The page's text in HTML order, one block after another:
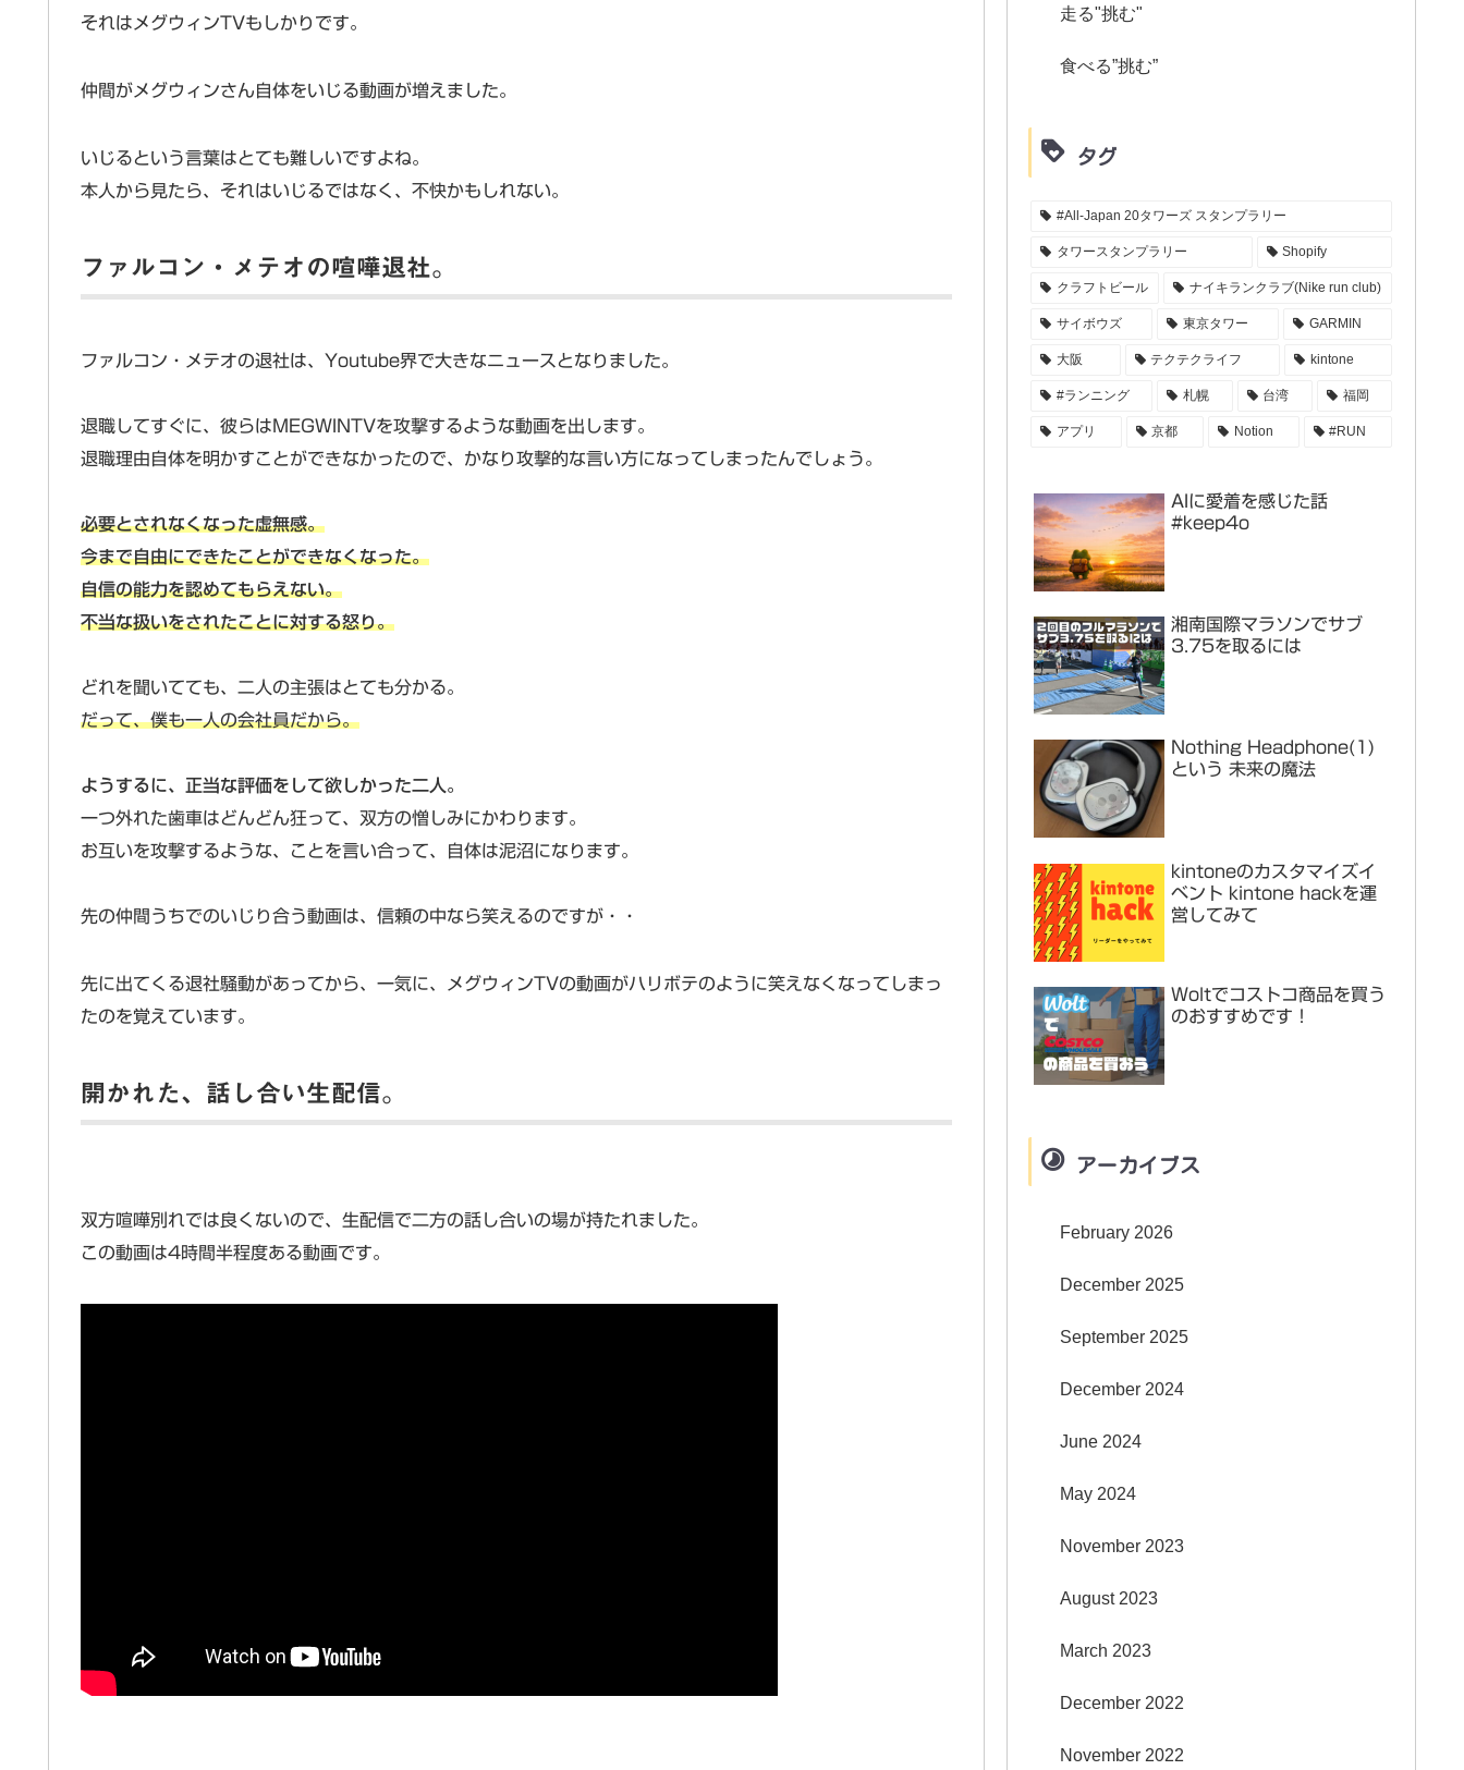
それはメグウィンTVもしかりです。
仲間がメグウィンさん自体をいじる動画が増えました。
いじるという言葉はとても難しいですよね。
本人から見たら、それはいじるではなく、不快かもしれない。
ファルコン・メテオの喧嘩退社。
ファルコン・メテオの退社は、Youtube界で大きなニュースとなりました。
退職してすぐに、彼らはMEGWINTVを攻撃するような動画を出します。
退職理由自体を明かすことができなかったので、かなり攻撃的な言い方になってしまったんでしょう。
必要とされなくなった虚無感。
今まで自由にできたことができなくなった。
自信の能力を認めてもらえない。
不当な扱いをされたことに対する怒り。
どれを聞いてても、二人の主張はとても分かる。
だって、僕も一人の会社員だから。
ようするに、正当な評価をして欲しかった二人。
一つ外れた歯車はどんどん狂って、双方の憎しみにかわります。
お互いを攻撃するような、ことを言い合って、自体は泥沼になります。
先の仲間うちでのいじり合う動画は、信頼の中なら笑えるのですが・・
先に出てくる退社騒動があってから、一気に、メグウィンTVの動画がハリボテのように笑えなくなってしまっ
たのを覚えています。
開かれた、話し合い生配信。
双方喧嘩別れでは良くないので、生配信で二方の話し合いの場が持たれました。
この動画は4時間半程度ある動画です。
走る"挑む"
食べる”挑む”
タグ
#All-Japan 20タワーズ スタンプラリー
タワースタンプラリー Shopify
クラフトビール ナイキランクラブ(Nike run club)
サイボウズ 東京タワー GARMIN
大阪 テクテクライフ kintone
#ランニング 札幌 台湾 福岡
アプリ 京都 Notion #RUN
AIに愛着を感じた話
#keep4o
湘南国際マラソンでサブ
3.75を取るには
Nothing Headphone(1)
という 未来の魔法
kintoneのカスタマイズイ
ベント kintone hackを運
営してみて
Woltでコストコ商品を買う
のおすすめです！
アーカイブス
February 2026
December 2025
September 2025
December 2024
June 2024
May 2024
November 2023
August 2023
March 2023
December 2022
November 2022